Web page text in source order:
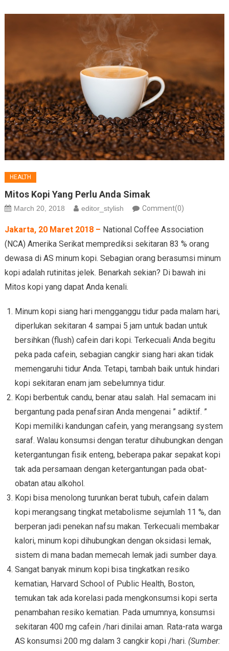
HEALTH
Mitos Kopi Yang Perlu Anda Simak
March 20, 2018 editor_stylish Comment(0)
Jakarta, 20 Maret 2018 – National Coffee Association
(NCA) Amerika Serikat memprediksi sekitaran 83 % orang
dewasa di AS minum kopi. Sebagian orang berasumsi minum
kopi adalah rutinitas jelek. Benarkah sekian? Di bawah ini
Mitos kopi yang dapat Anda kenali.
Minum kopi siang hari mengganggu tidur pada malam hari,
diperlukan sekitaran 4 sampai 5 jam untuk badan untuk
bersihkan (flush) cafein dari kopi. Terkecuali Anda begitu
peka pada cafein, sebagian cangkir siang hari akan tidak
memengaruhi tidur Anda. Tetapi, tambah baik untuk hindari
kopi sekitaran enam jam sebelumnya tidur.
Kopi berbentuk candu, benar atau salah. Hal semacam ini
bergantung pada penafsiran Anda mengenai ” adiktif. ”
Kopi memiliki kandungan cafein, yang merangsang system
saraf. Walau konsumsi dengan teratur dihubungkan dengan
ketergantungan fisik enteng, beberapa pakar sepakat kopi
tak ada persamaan dengan ketergantungan pada obat-
obatan atau alkohol.
Kopi bisa menolong turunkan berat tubuh, cafein dalam
kopi merangsang tingkat metabolisme sejumlah 11 %, dan
berperan jadi penekan nafsu makan. Terkecuali membakar
kalori, minum kopi dihubungkan dengan oksidasi lemak,
sistem di mana badan memecah lemak jadi sumber daya.
Sangat banyak minum kopi bisa tingkatkan resiko
kematian, Harvard School of Public Health, Boston,
temukan tak ada korelasi pada mengkonsumsi kopi serta
penambahan resiko kematian. Pada umumnya, konsumsi
sekitaran 400 mg cafein /hari dinilai aman. Rata-rata warga
AS konsumsi 200 mg dalam 3 cangkir kopi /hari. (Sumber: